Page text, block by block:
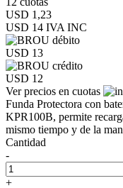
USD 1,23
USD 14 IVA INC
USD 13
USD 12
Ver precios en cuotas
Funda Protectora con
KPR100B, permite
mismo tiempo y de la
Cantidad
-
+